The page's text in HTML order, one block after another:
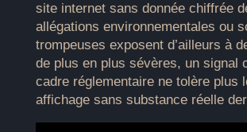
site internet sans donnée chiffrée
allégations environnementales ou
trompeuses exposent d’ailleurs à
de plus en plus sévères, un signal
cadre réglementaire ne tolère plus
affichage sans substance réelle